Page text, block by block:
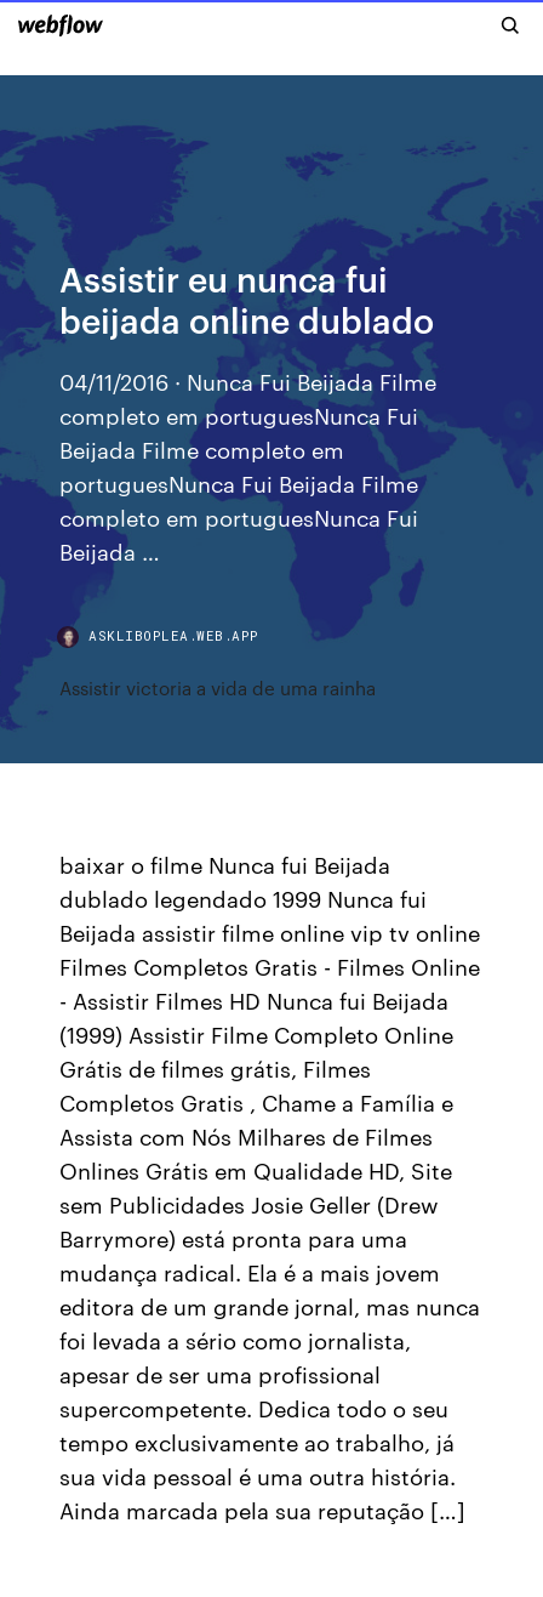
Assistir eu nunca fui
beijada online dublado
04/11/2016 · Nunca Fui Beijada Filme
completo em portuguesNunca Fui
Beijada Filme completo em
portuguesNunca Fui Beijada Filme
completo em portuguesNunca Fui
Beijada …
ASKLIBOPLEA.WEB.APP
Assistir victoria a vida de uma rainha
baixar o filme Nunca fui Beijada
dublado legendado 1999 Nunca fui
Beijada assistir filme online vip tv online
Filmes Completos Gratis - Filmes Online
- Assistir Filmes HD Nunca fui Beijada
(1999) Assistir Filme Completo Online
Grátis de filmes grátis, Filmes
Completos Gratis , Chame a Família e
Assista com Nós Milhares de Filmes
Onlines Grátis em Qualidade HD, Site
sem Publicidades Josie Geller (Drew
Barrymore) está pronta para uma
mudança radical. Ela é a mais jovem
editora de um grande jornal, mas nunca
foi levada a sério como jornalista,
apesar de ser uma profissional
supercompetente. Dedica todo o seu
tempo exclusivamente ao trabalho, já
sua vida pessoal é uma outra história.
Ainda marcada pela sua reputação […]